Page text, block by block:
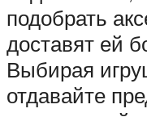
подобрать
доставят ей
Выбирая
отдавайте